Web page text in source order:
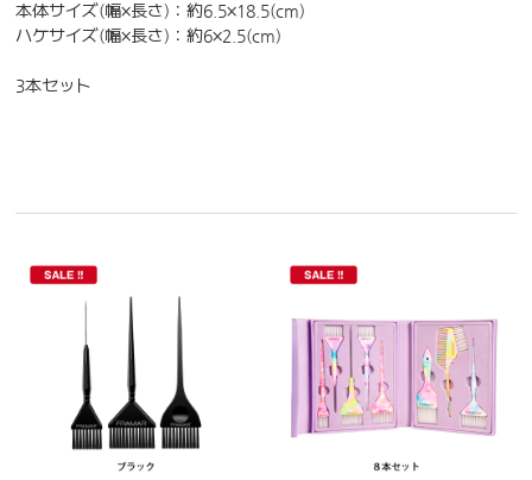
本体サイズ(幅×長さ)：約6.5×18.5(cm)
ハケサイズ(幅×長さ)：約6×2.5(cm)
3本セット